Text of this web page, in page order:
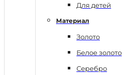
Для детей
Материал
Золото
Белое золото
Серебро